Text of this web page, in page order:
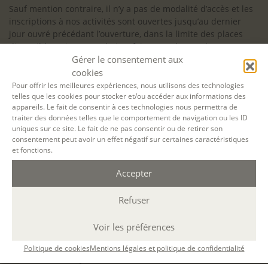
Gérer le consentement aux
cookies
Pour offrir les meilleures expériences, nous utilisons des technologies
telles que les cookies pour stocker et/ou accéder aux informations des
appareils. Le fait de consentir à ces technologies nous permettra de
traiter des données telles que le comportement de navigation ou les ID
uniques sur ce site. Le fait de ne pas consentir ou de retirer son
consentement peut avoir un effet négatif sur certaines caractéristiques
et fonctions.
Accepter
Refuser
Voir les préférences
Politique de cookiesMentions légales et politique de confidentialité
Sauf mention contraire, il n’y a pas de modalité d’accès et les
inscriptions à nos activités sont ouvertes jusqu’au dernier
jour ouvré précédant l’ouverture, dans la limite des places
disponibles. Si vous souhaitez faire prendre en charge votre
formation (Afdas, France Travail…), la demande d’inscription
est à effectuer au plus tard un mois avant le début de la
formation.
NOS ATELIERS
Découverte
L’école d’écriture
La fabrique du manuscrit
Les stages pour artistes-auteurs
Se former à la biographie
Nos ateliers à Paris